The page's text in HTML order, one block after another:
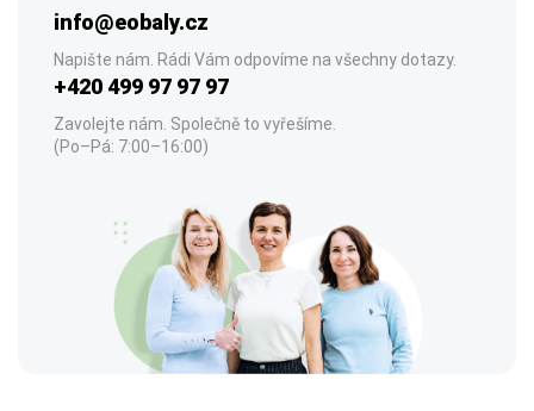
info@eobaly.cz
Napište nám. Rádi Vám odpovíme na všechny dotazy.
+420 499 97 97 97
Zavolejte nám. Společně to vyřešíme.
(Po–Pá: 7:00–16:00)